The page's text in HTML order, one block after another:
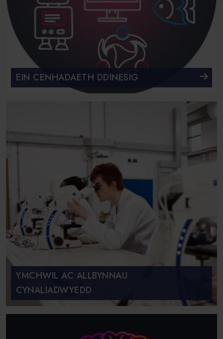
EIN CENHADAETH DDINESIG
YMCHWIL AC ALLBYNNAU
CYNALIADWYEDD